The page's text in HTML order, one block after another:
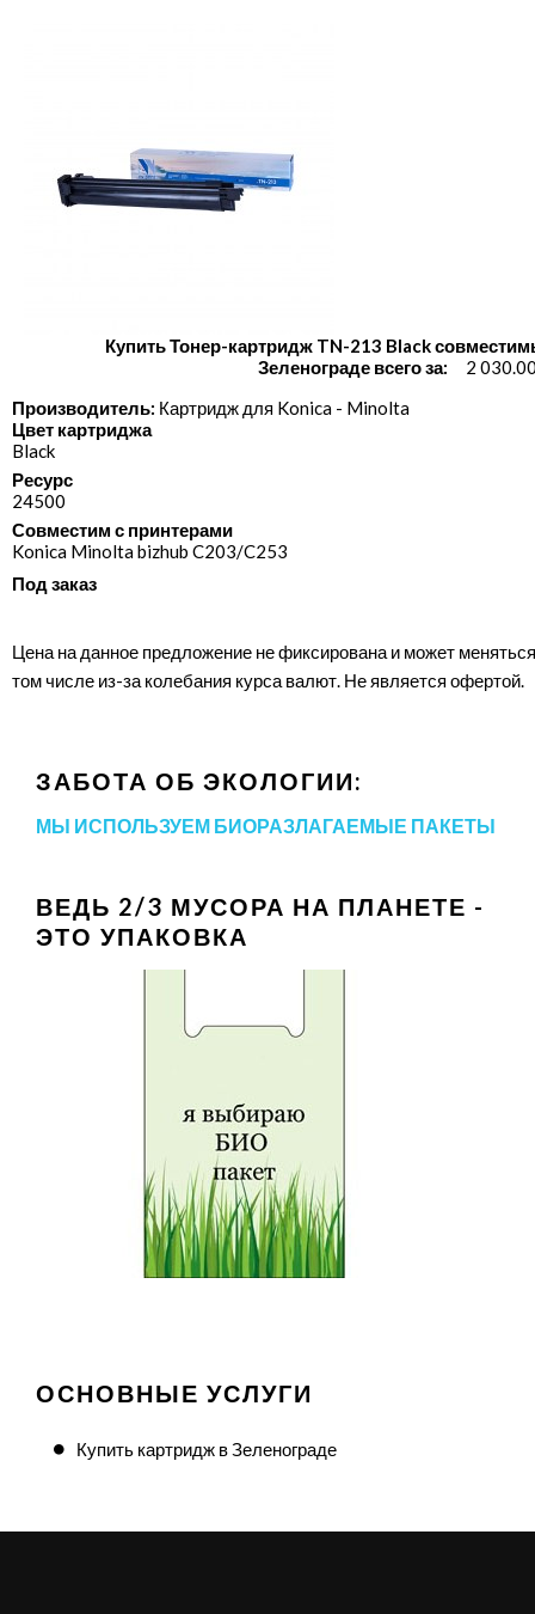
Купить Тонер-картридж TN-213 Black
Зеленограде всего за:
2
Производитель: Картридж для Konica - Minolta
Цвет картриджа
Black
Ресурс
24500
Совместим с принтерами
Konica Minolta bizhub C203/​C253
Под заказ
Цена на данное предложение не фиксирована и может
том числе из-за колебания курса валют. Не является офертой.
ЗАБОТА ОБ ЭКОЛОГИИ:
МЫ ИСПОЛЬЗУЕМ БИОРАЗЛАГАЕМЫЕ ПАКЕТЫ
ВЕДЬ 2/3 МУСОРА НА ПЛАНЕТЕ -
ЭТО УПАКОВКА
ОСНОВНЫЕ УСЛУГИ
Купить картридж в Зеленограде